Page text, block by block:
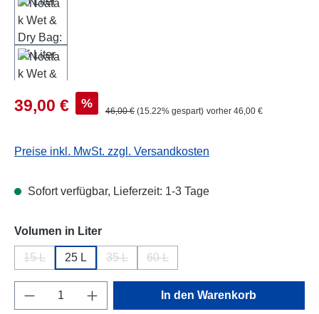
Verkaufspreis:
39,00 € % Regulärer Preis:
46,00 € (15.22% gespart) vorher 46,00 €
Preise inkl. MwSt. zzgl. Versandkosten
Sofort verfügbar, Lieferzeit: 1-3 Tage
Volumen in Literauswählen
15 L
(Diese Option ist zurzeit nicht verfügbar.)
25 L 35 L 60 L
Produkt Anzahl: Gib den gewünschten
In den Warenkorb